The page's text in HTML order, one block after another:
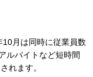
月は同時に従業員数
ルバイトなど短時間
れます。